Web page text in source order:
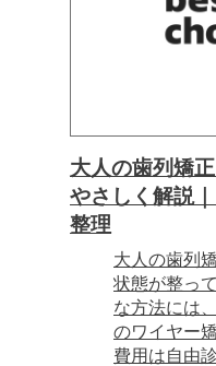
大人の歯列矯
やさしく解説
整理
大人の歯列
状態が整っ
な方法には
のワイヤー
費用は自由